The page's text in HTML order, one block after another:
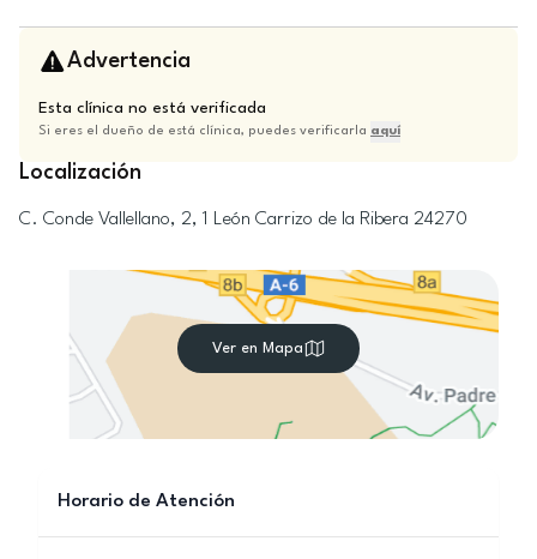
Advertencia
Esta clínica no está verificada
Si eres el dueño de está clínica, puedes verificarla aquí
Localización
C. Conde Vallellano, 2, 1 León Carrizo de la Ribera 24270
Ver en Mapa
Horario de Atención